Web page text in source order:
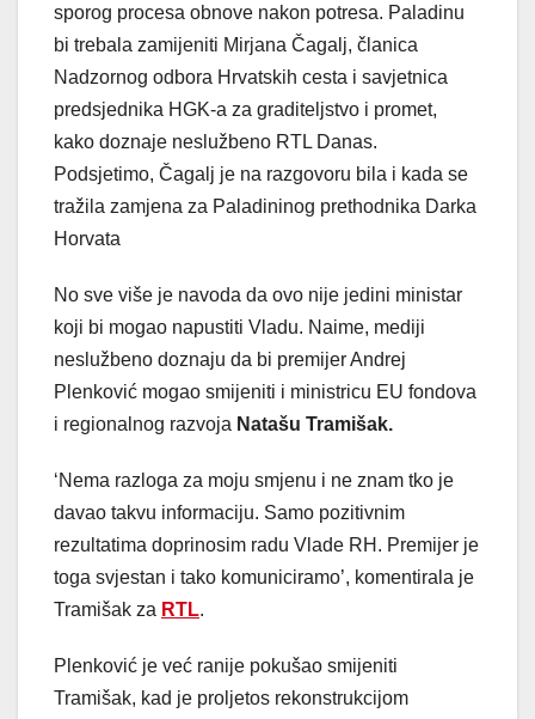
sporog procesa obnove nakon potresa. Paladinu
bi trebala zamijeniti Mirjana Čagalj, članica
Nadzornog odbora Hrvatskih cesta i savjetnica
predsjednika HGK-a za graditeljstvo i promet,
kako doznaje neslužbeno RTL Danas.
Podsjetimo, Čagalj je na razgovoru bila i kada se
tražila zamjena za Paladininog prethodnika Darka
Horvata
No sve više je navoda da ovo nije jedini ministar
koji bi mogao napustiti Vladu. Naime, mediji
neslužbeno doznaju da bi premijer Andrej
Plenković mogao smijeniti i ministricu EU fondova
i regionalnog razvoja Natašu Tramišak.
‘Nema razloga za moju smjenu i ne znam tko je
davao takvu informaciju. Samo pozitivnim
rezultatima doprinosim radu Vlade RH. Premijer je
toga svjestan i tako komuniciramo’, komentirala je
Tramišak za RTL.
Plenković je već ranije pokušao smijeniti
Tramišak, kad je proljetos rekonstrukcijom